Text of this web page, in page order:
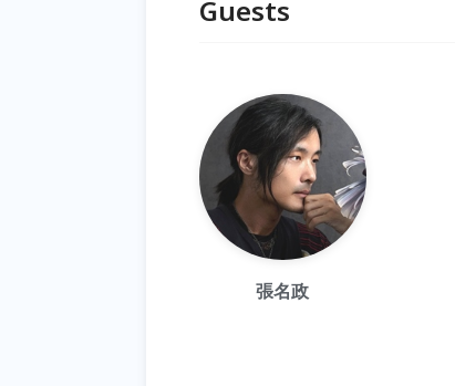
Guests
張名政